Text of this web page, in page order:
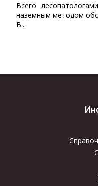
Всего
наземным методом
В...